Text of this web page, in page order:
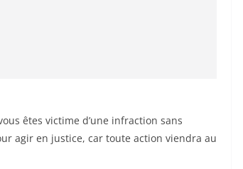
êtes victime d’une infraction sans
agir en justice, car toute action viendra au